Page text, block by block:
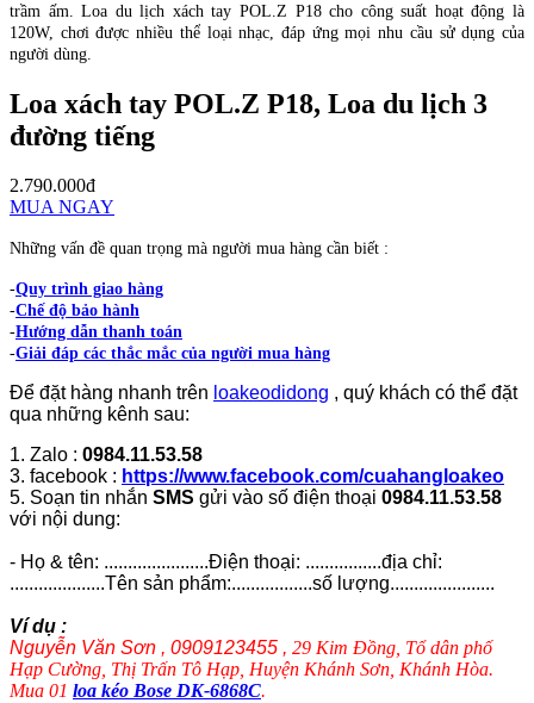
trầm ấm. Loa du lịch xách tay POL.Z P18 cho công suất hoạt động là
120W, chơi được nhiều thể loại nhạc, đáp ứng mọi nhu cầu sử dụng của
người dùng.
Loa xách tay POL.Z P18, Loa du lịch 3
đường tiếng
2.790.000đ
MUA NGAY
Những vấn đề quan trọng mà người mua hàng cần biết :
-Quy trình giao hàng
-Chế độ bảo hành
-Hướng dẫn thanh toán
-Giải đáp các thắc mắc của người mua hàng
Để đặt hàng nhanh trên loakeodidong , quý khách có thể đặt
qua những kênh sau:
1. Zalo : 0984.11.53.58
3. facebook : https://www.facebook.com/cuahangloakeo
5. Soạn tin nhắn SMS gửi vào số điện thoại 0984.11.53.58
với nội dung:
- Họ & tên: ......................Điện thoại: ................địa chỉ:
....................Tên sản phẩm:.................số lượng......................
Ví dụ :
Nguyễn Văn Sơn , 0909123455 , 29 Kim Đồng, Tổ dân phố
Hạp Cường, Thị Trấn Tô Hạp, Huyện Khánh Sơn, Khánh Hòa.
Mua 01 loa kéo Bose DK-6868C.